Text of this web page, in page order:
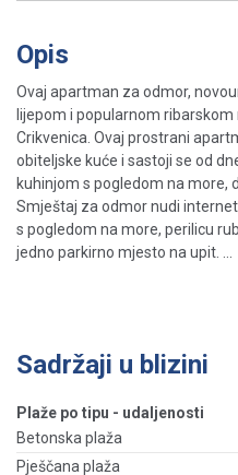
Opis
Ovaj apartman za odmor,
lijepom i popularnom
Crikvenica. Ovaj prostrani
obiteljske kuće i sastoji se od
kuhinjom s pogledom na more,
Smještaj za odmor nudi
s pogledom na more, perilicu
jedno parkirno mjesto na upit. ...
Sadržaji u blizini
Plaže po tipu - udaljenosti
Betonska plaža
Pješčana plaža